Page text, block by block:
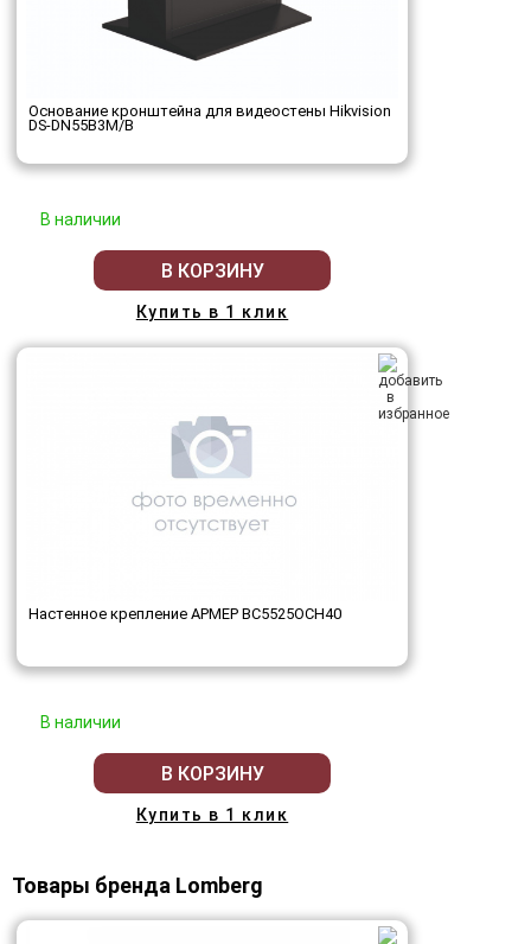
Основание кронштейна для видеостены Hikvision
DS-DN55B3M/B
В наличии
В КОРЗИНУ
Купить в 1 клик
Настенное крепление АРМЕР ВС5525ОСН40
В наличии
В КОРЗИНУ
Купить в 1 клик
Товары бренда Lomberg